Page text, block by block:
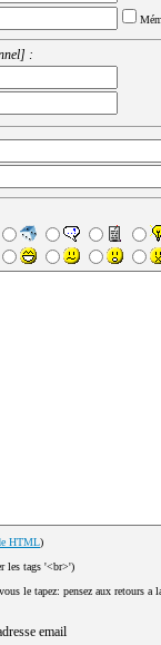
:
HTML)
les tags '<br>')
le tapez: pensez aux retours a
email